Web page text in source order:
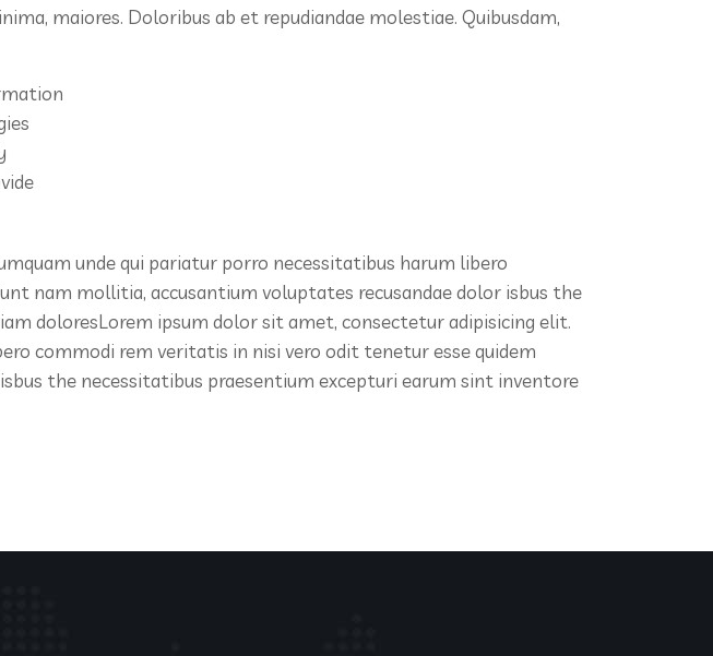
maiores. Doloribus ab et repudiandae molestiae. Quibusdam,
unde qui pariatur porro necessitatibus harum libero
nam mollitia, accusantium voluptates recusandae dolor isbus the
doloresLorem ipsum dolor sit amet, consectetur adipisicing elit.
commodi rem veritatis in nisi vero odit tenetur esse quidem
the necessitatibus praesentium excepturi earum sint inventore